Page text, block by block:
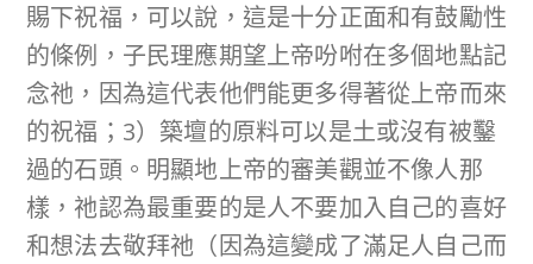
賜下祝福，可以說，這是十分正面和有鼓勵性
的條例，子民理應期望上帝吩咐在多個地點記
念祂，因為這代表他們能更多得著從上帝而來
的祝福；3）築壇的原料可以是土或沒有被鑿
過的石頭。明顯地上帝的審美觀並不像人那
樣，祂認為最重要的是人不要加入自己的喜好
和想法去敬拜祂（因為這變成了滿足人自己而